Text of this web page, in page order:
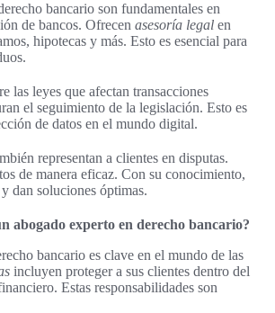
bancario son fundamentales en
de bancos. Ofrecen asesoría legal en
hipotecas y más. Esto es esencial para
las leyes que afectan transacciones
el seguimiento de la legislación. Esto es
de datos en el mundo digital.
representan a clientes en disputas.
de manera eficaz. Con su conocimiento,
dan soluciones óptimas.
abogado experto en derecho bancario?
bancario es clave en el mundo de las
incluyen proteger a sus clientes dentro del
Estas responsabilidades son